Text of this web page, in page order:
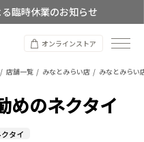
オーダースーツ
のお知らせオンラインストア
店舗一覧 みなとみらい店 みなとみらい
めのネクタイ
タイ